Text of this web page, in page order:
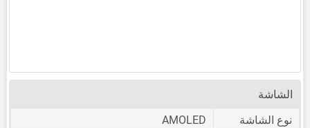
الشاشة
نوع الشاشة
AMOLED